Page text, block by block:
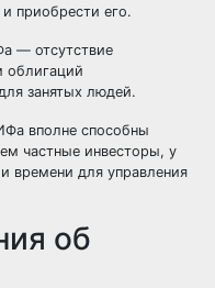
приобрести его.
— отсутствие
облигаций
занятых людей.
вполне способны
частные инвесторы, у
времени для управления
об